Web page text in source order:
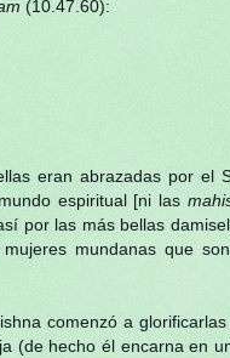
(10.47.60):
ellas eran abrazadas por el
espiritual [ni las
por las más bellas
mundanas que
comenzó a
hecho él encarna en